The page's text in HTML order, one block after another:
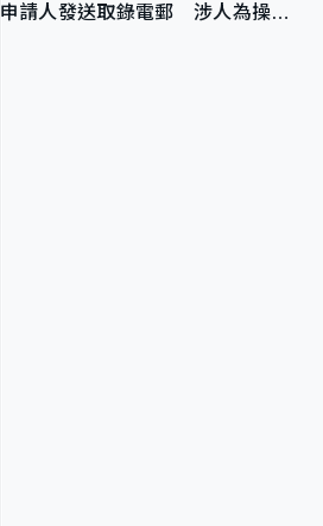
申請人發送取錄電郵 涉人為操作